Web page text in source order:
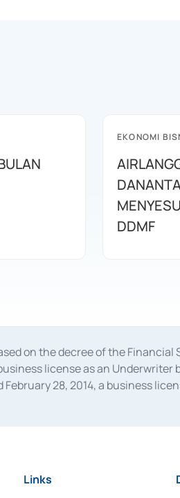
EKONOMI
DDMF
on the decree of the
license as an
28, 2014, a business
Authority Number S-67/
2018.
Links